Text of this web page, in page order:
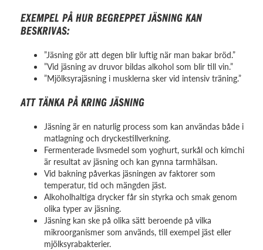
EXEMPEL PÅ HUR BEGREPPET JÄSNING KAN
BESKRIVAS:
”Jäsning gör att degen blir luftig när man bakar bröd.”
”Vid jäsning av druvor bildas alkohol som blir till vin.”
”Mjölksyrajäsning i musklerna sker vid intensiv träning.”
ATT TÄNKA PÅ KRING JÄSNING
Jäsning är en naturlig process som kan användas både i
matlagning och dryckestillverkning.
Fermenterade livsmedel som yoghurt, surkål och kimchi
är resultat av jäsning och kan gynna tarmhälsan.
Vid bakning påverkas jäsningen av faktorer som
temperatur, tid och mängden jäst.
Alkoholhaltiga drycker får sin styrka och smak genom
olika typer av jäsning.
Jäsning kan ske på olika sätt beroende på vilka
mikroorganismer som används, till exempel jäst eller
mjölksyrabakterier.